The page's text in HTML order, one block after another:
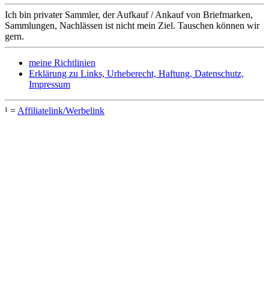
Ich bin privater Sammler, der Aufkauf / Ankauf von Briefmarken,
Sammlungen, Nachlässen ist nicht mein Ziel. Tauschen können wir
gern.
meine Richtlinien
Erklärung zu Links, Urheberecht, Haftung, Datenschutz,
Impressum
¹ = Affiliatelink/Werbelink